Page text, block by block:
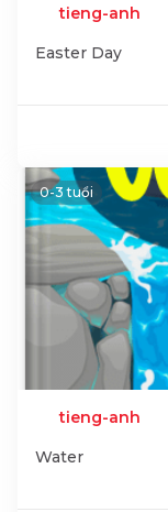
tieng-anh
Easter Day
0-3 tuổi
tieng-anh
Water